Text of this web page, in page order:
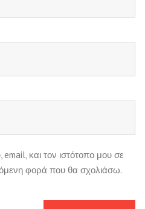
και τον ιστότοπο μου σε
φορά που θα σχολιάσω.